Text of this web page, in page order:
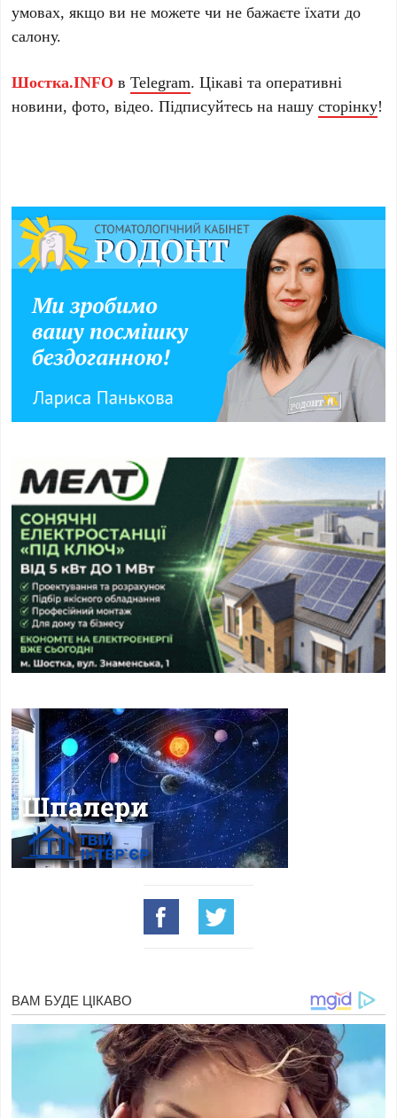
умовах, якщо ви не можете чи не бажаєте їхати до
салону.
Шостка.INFO вTelegram. Цікаві та оперативні
новини, фото, відео. Підписуйтесь на нашусторінку!